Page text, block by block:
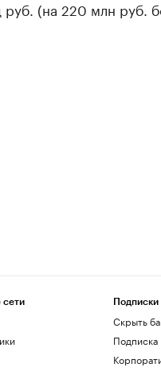
(на 220 млн руб.
сети Подписки
Скрыть
Подписка